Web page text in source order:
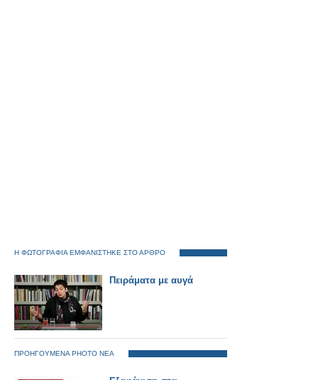
Η ΦΩΤΟΓΡΑΦΙΑ ΕΜΦΑΝΙΣΤΗΚΕ ΣΤΟ ΑΡΘΡΟ
Πειράματα με αυγά
ΠΡΟΗΓΟΥΜΕΝΑ PHOTO ΝΕΑ